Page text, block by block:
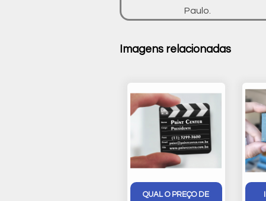
Paulo.
Imagens relacionadas
QUAL O PREÇO DE